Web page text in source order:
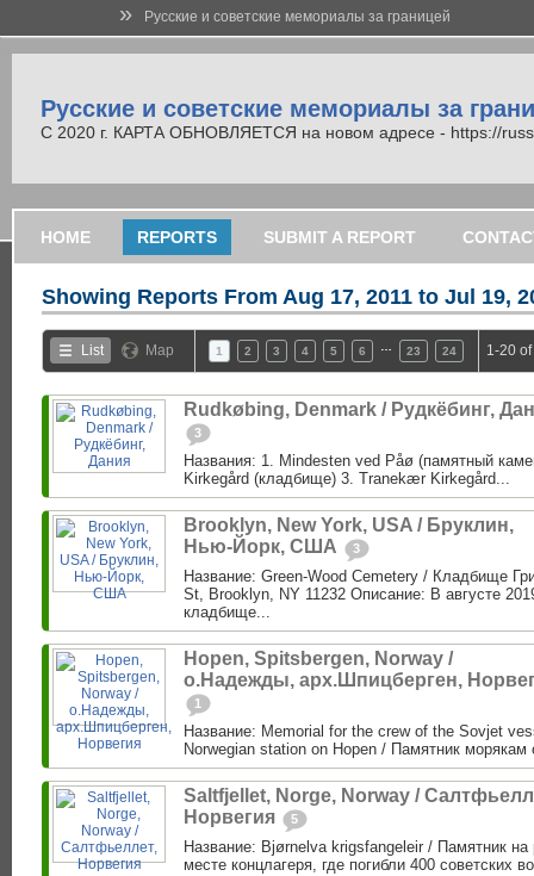
» Русские и советские мемориалы за границей
Русские и советские мемориалы за
С 2020 г. КАРТА ОБНОВЛЯЕТСЯ на новом адресе - https://
HOME REPORTS SUBMIT A REPORT
Showing Reports From Aug 17, 2011 to Jul 19,
List Map 1 2 3 4 5 6 23 24 1-20
Rudkøbing, Denmark / Рудкёбинг,
3
Названия: 1. Mindesten ved Påø (памятный
Kirkegård (кладбище) 3. Tranekær Kirkegård...
Brooklyn, New York, USA / Бруклин,
Нью-Йорк, США
3
Название: Green-Wood Cemetery / Кладбище
St, Brooklyn, NY 11232 Описание: В августе
кладбище...
Hopen, Spitsbergen, Norway /
о.Надежды, арх.Шпицберген,
1
Название: Memorial for the crew of the Sovjet
Norwegian station on Hopen / Памятник морякам
Saltfjellet, Norge, Norway /
Норвегия
5
Название: Bjørnelva krigsfangeleir / Памятник на
месте концлагеря, где погибли 400 советских